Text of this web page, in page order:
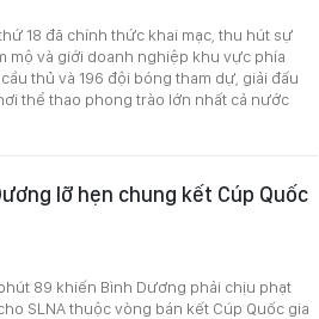
18 đã chính thức khai mạc, thu hút sự
mộ và giới doanh nghiệp khu vực phía
thủ và 196 đội bóng tham dự, giải đấu
thể thao phong trào lớn nhất cả nước
lỡ hẹn chung kết Cúp Quốc
89 khiến Bình Dương phải chịu phạt
SLNA thuộc vòng bán kết Cúp Quốc gia